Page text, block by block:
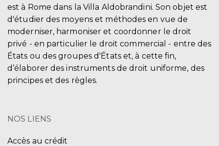
est à Rome dans la Villa Aldobrandini. Son objet est
d'étudier des moyens et méthodes en vue de
moderniser, harmoniser et coordonner le droit
privé - en particulier le droit commercial - entre des
États ou des groupes d'États et, à cette fin,
d’élaborer des instruments de droit uniforme, des
principes et des règles.
NOS LIENS
Accès au crédit